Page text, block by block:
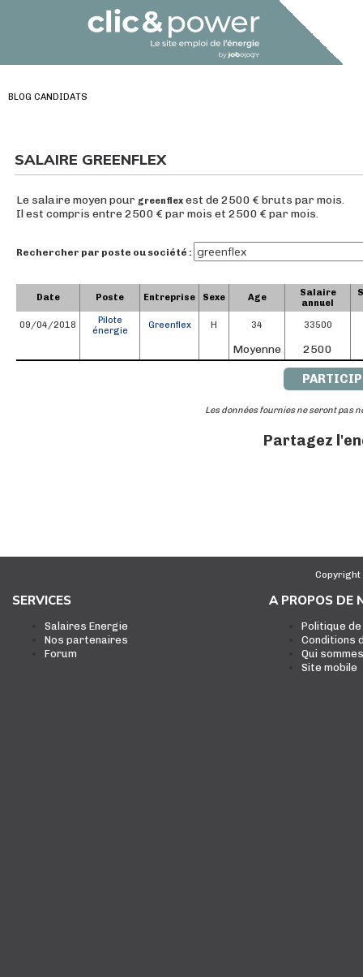
BLOG CANDIDATS
SALAIRE GREENFLEX
Le salaire moyen pour greenflex est de 2500 € bruts par mois.
Il est compris entre 2500 € par mois et 2500 € par mois.
Rechercher par poste ou société :
Date Poste Entreprise Sexe Age
Salaire
annuel
09/04/2018
Pilote
énergie
Greenflex H 34 33500
Moyenne 2500
Les données fournies ne seront pas
Partagez
Copyright
SERVICES
Salaires Energie
Nos partenaires
Forum
A PROPOS DE
Politique
Conditions
Qui
Site mobile